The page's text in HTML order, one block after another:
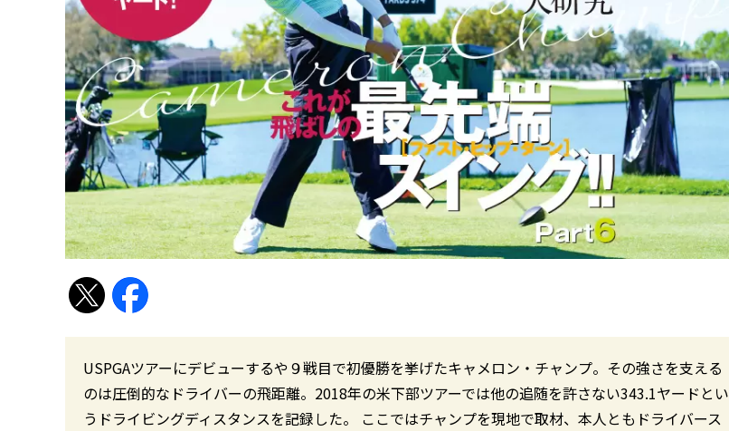
USPGAツアーにデビューするや９戦目で初優勝を挙げたキャメロン・チャンプ。その強さを支える
のは圧倒的なドライバーの飛距離。2018年の米下部ツアーでは他の追随を許さない343.1ヤードとい
うドライビングディスタンスを記録した。 ここではチャンプを現地で取材、本人ともドライバース